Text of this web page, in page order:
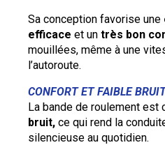
Sa conception favorise une
efficace et un très bon
mouillées, même à une
l’autoroute.
CONFORT ET FAIBLE
La bande de roulement est
bruit, ce qui rend la
silencieuse au quotidien.